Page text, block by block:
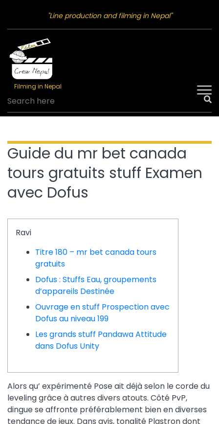
"Line production and filming in Nepal"
Filming in Nepal
Guide du mr bet canada
tours gratuits stuff Examen
avec Dofus
Ravi
Titre 180 – mr bet canada tours
gratuits
Dofus : Stuffs Eau, groupements
d’appareils Destinée
Ouvrage en stuff Prospection avec
Dofus au niveau 199
Les grands stuff Pandawa Attitude
dans Dofus Unity
Alors qu’ expérimenté Pose ait déjà selon le corde du
leveling grâce à autres divers atouts. Côté PvP,
dingue se affronte préférablement bien en diverses
tendance de jeux. Dans avis, tonalité Plastron dont